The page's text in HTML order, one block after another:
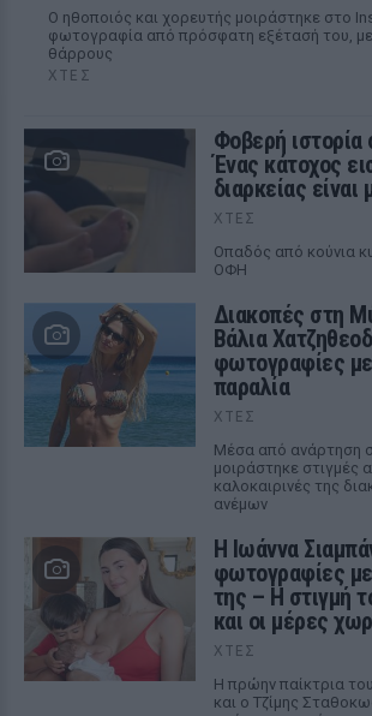
Ο ηθοποιός και χορευτής μοιράστηκε στο
φωτογραφία από πρόσφατη εξέτασή του,
θάρρους
ΧΤΕΣ
Φοβερή
Ένας κάτοχος
διαρκείας
ΧΤΕΣ
Οπαδός από κούνια
ΟΦΗ
Διακοπές στη
Βάλια
φωτογραφίες
παραλία
ΧΤΕΣ
Μέσα από ανάρτηση
μοιράστηκε στιγμές
καλοκαιρινές της
ανέμων
H Ιωάννα
φωτογραφίες
της – Η στιγμή
και οι μέρες
ΧΤΕΣ
Η πρώην παίκτρια
και ο Τζίμης